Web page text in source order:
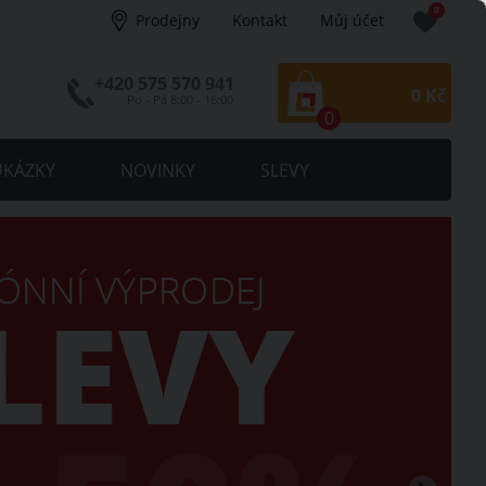
0
0 Kč
0
Prodejny Kontakt Můj účet
NOVINKY SLEVY